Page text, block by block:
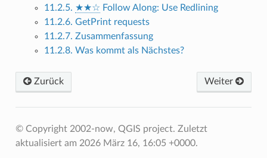
11.2.5. ★★☆ Follow Along: Use Redlining
11.2.6. GetPrint requests
11.2.7. Zusammenfassung
11.2.8. Was kommt als Nächstes?
Zurück Weiter
© Copyright 2002-now, QGIS project. Zuletzt
aktualisiert am 2026 März 16, 16:05 +0000.